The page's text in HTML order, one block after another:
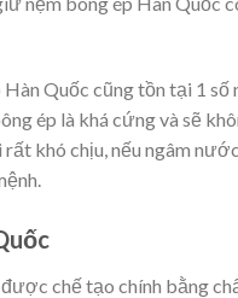
Hàn Quốc cũng tồn tại 1
ép là khá cứng và sẽ
rất khó chịu, nếu ngâm
chế tạo chính bằng